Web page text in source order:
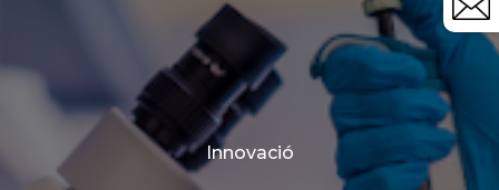
Categories
Innovació